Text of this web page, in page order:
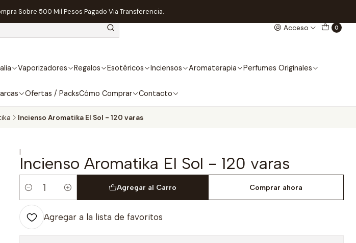
Acceso 0
Vaporizadores Regalos Esotéricos Inciensos Aromaterapia Perfumes Originales
Ofertas / PacksCómo Comprar Contacto
Sobre 500 Mil Pesos Pagado Via Transferencia.
Incienso Aromatika El Sol - 120 varas
|
Incienso Aromatika El Sol - 120 varas
Cantidad
Agregar al Carro Comprar ahora
Agregar a la lista de favoritos